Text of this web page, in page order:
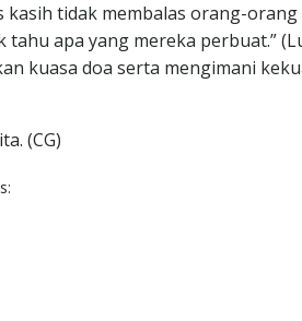
tidak membalas orang-
apa yang mereka perbuat.”
kuasa doa serta mengimani
(CG)